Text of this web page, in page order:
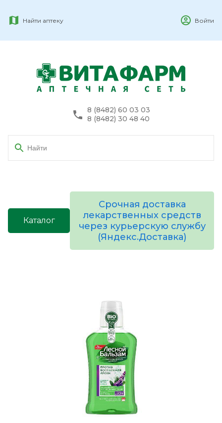
Найти аптеку Войти
8 (8482) 60 03 03
8 (8482) 30 48 40
Каталог
Срочная доставка
лекарственных средств
через курьерскую службу
(Яндекс.Доставка)